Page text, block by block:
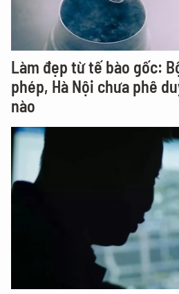
Làm đẹp từ tế bào gốc:
phép, Hà Nội chưa phê
nào